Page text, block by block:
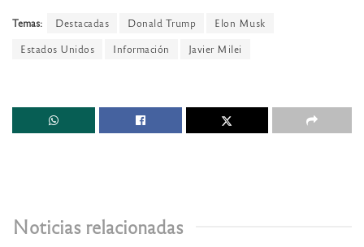
Temas: Destacadas Donald Trump
Elon Musk
Estados Unidos
Información Javier Milei
Noticias relacionadas